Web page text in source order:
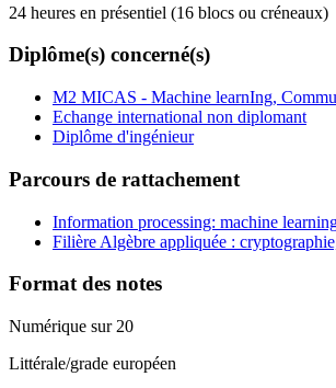
24 heures en présentiel (16 blocs ou créneaux)
Diplôme(s) concerné(s)
M2 MICAS - Machine learnIng,
Echange international non diplomant
Diplôme d'ingénieur
Parcours de rattachement
Information processing: machine
Filière Algèbre appliquée :
Format des notes
Numérique sur 20
Littérale/grade européen